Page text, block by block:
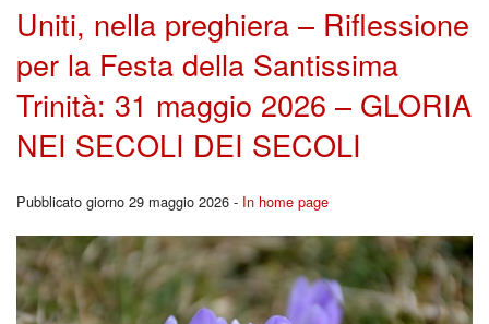
Uniti, nella preghiera – Riflessione
per la Festa della Santissima
Trinità: 31 maggio 2026 – GLORIA
NEI SECOLI DEI SECOLI
Pubblicato giorno 29 maggio 2026 - In home page